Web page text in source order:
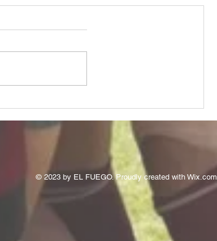
2026/6/14愛知県社会人サッカ
ーリーグ１部 第１１節
© 2023 by EL FUEGO. Proudly created with Wix.com